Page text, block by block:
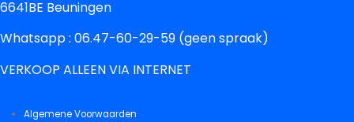
6641BE Beuningen
Whatsapp : 06.47-60-29-59 (geen spraak)
VERKOOP ALLEEN VIA INTERNET
Algemene Voorwaarden